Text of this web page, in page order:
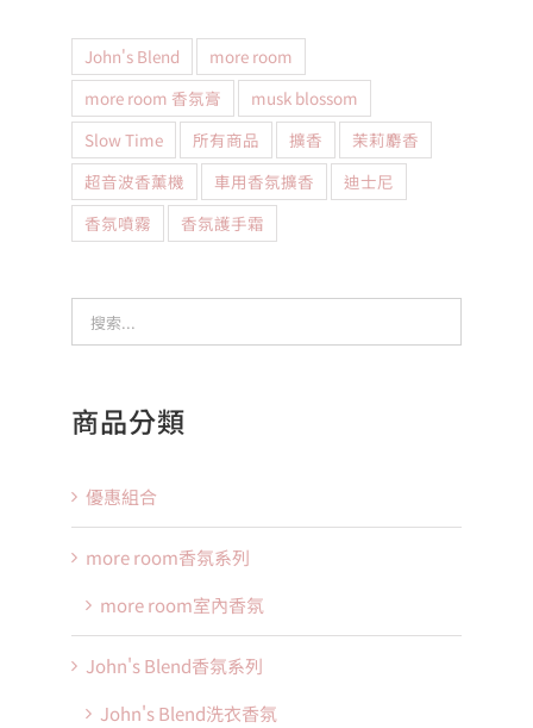
John's Blend
more room
more room 香氛膏
musk blossom
Slow Time
所有商品 擴香
茉莉麝香
超音波香薰機
車用香氛擴香
迪士尼
香氛噴霧
香氛護手霜
商品分類
優惠組合
more room香氛系列
more room室內香氛
John's Blend香氛系列
John's Blend洗衣香氛